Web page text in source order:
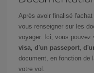
Après avoir finalisé
vous renseigner sur les
voyager. Ici, vous
visa, d'un passeport,
document, en fonction de
votre vol.